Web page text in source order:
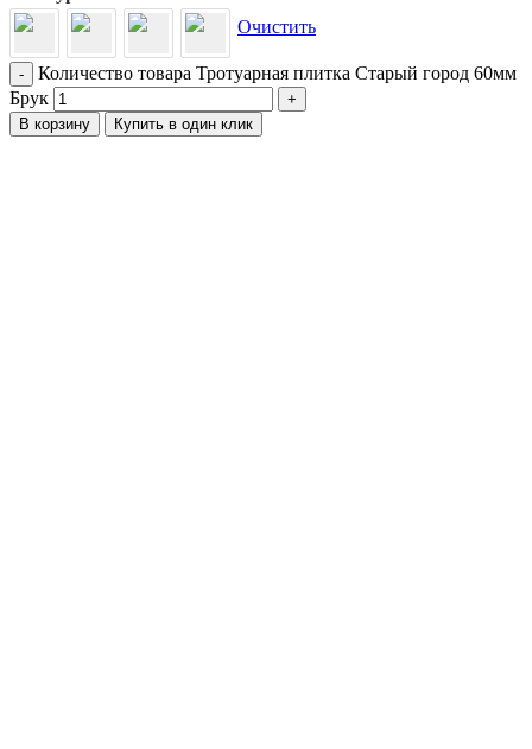
Очистить
-
Количество товара Тротуарная плитка Старый город 60мм
Брук
+
В корзину
Купить в один клик